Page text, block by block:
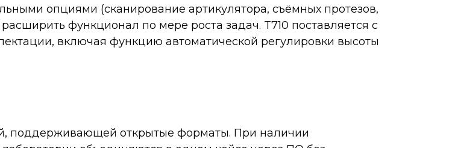
опциями (сканирование артикулятора, съёмных протезов,
функционал по мере роста задач. T710 поставляется с
включая функцию автоматической регулировки высоты
поддерживающей открытые форматы. При наличии